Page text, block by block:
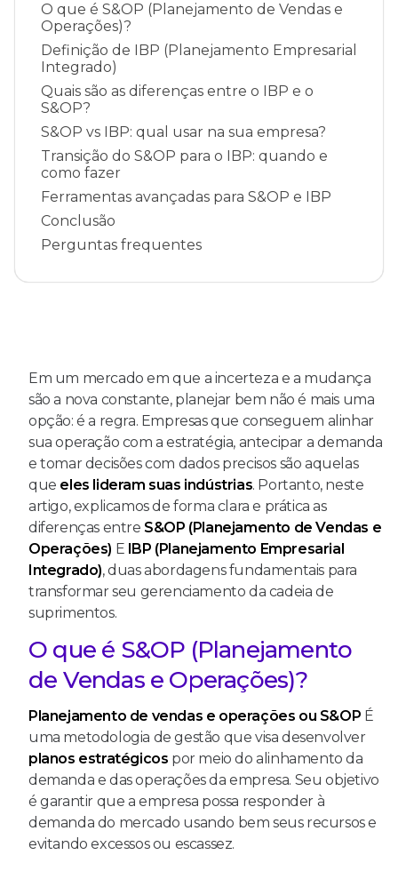
Em um mercado em que a incerteza e a mudança
são a nova constante, planejar bem não é mais uma
opção: é a regra. Empresas que conseguem alinhar
sua operação com a estratégia, antecipar a demanda
e tomar decisões com dados precisos são aquelas
que eles lideram suas indústrias. Portanto, neste
artigo, explicamos de forma clara e prática as
diferenças entre S&OP (Planejamento de Vendas e
Operações) E IBP (Planejamento Empresarial
Integrado), duas abordagens fundamentais para
transformar seu gerenciamento da cadeia de
suprimentos.
O que é S&OP (Planejamento
de Vendas e Operações)?
Planejamento de vendas e operações ou S&OP É
uma metodologia de gestão que visa desenvolver
planos estratégicos por meio do alinhamento da
demanda e das operações da empresa. Seu objetivo
é garantir que a empresa possa responder à
demanda do mercado usando bem seus recursos e
evitando excessos ou escassez.
O que é S&OP (Planejamento de Vendas e
Operações)?
Definição de IBP (Planejamento Empresarial
Integrado)
Quais são as diferenças entre o IBP e o
S&OP?
S&OP vs IBP: qual usar na sua empresa?
Transição do S&OP para o IBP: quando e
como fazer
Ferramentas avançadas para S&OP e IBP
Conclusão
Perguntas frequentes